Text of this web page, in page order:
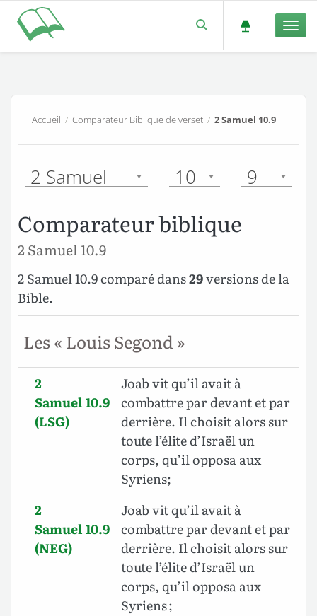
Accueil / Comparateur Biblique de verset/ 2 Samuel 10.9
2 Samuel 10 9
Comparateur biblique
2 Samuel 10.9
2 Samuel 10.9 comparé dans29versions de la
Bible.
Les « Louis Segond »
2
Samuel 10.9
(LSG)
Joab vit qu’il avait à
combattre par devant et par
derrière. Il choisit alors sur
toute l’élite d’Israël un
corps, qu’il opposa aux
Syriens;
2
Samuel 10.9
(NEG)
Joab vit qu’il avait à
combattre par devant et par
derrière. Il choisit alors sur
toute l’élite d’Israël un
corps, qu’il opposa aux
Syriens ;